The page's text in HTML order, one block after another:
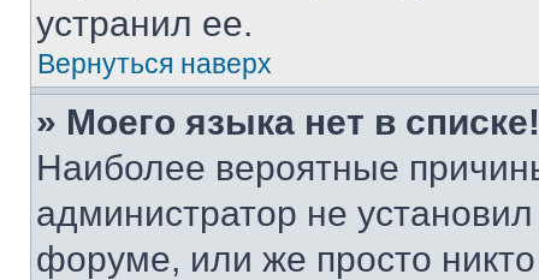
устранил ее.
Вернуться наверх
» Моего языка нет в списке!
Наиболее вероятные
администратор не
форуме, или же просто